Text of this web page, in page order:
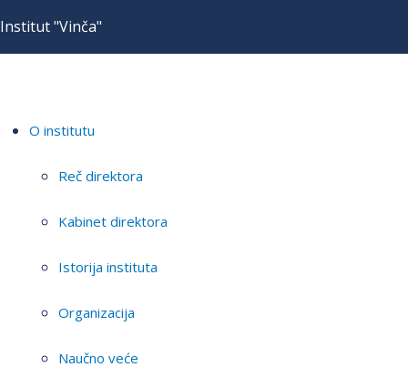
Institut "Vinča"
O institutu
Reč direktora
Kabinet direktora
Istorija instituta
Organizacija
Naučno veće